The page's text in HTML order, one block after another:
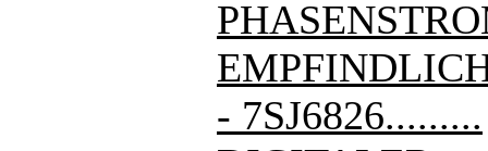
- 7SJ6826.........